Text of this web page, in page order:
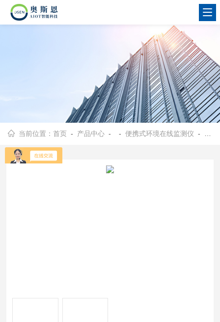
当前位置：首页 - 产品中心 - -便携式环境在线监测仪 - OSEN-AQMS石油化工企业应急筛查便携式有毒气体检测仪